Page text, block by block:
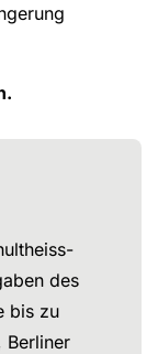
des
bis zu
Berliner